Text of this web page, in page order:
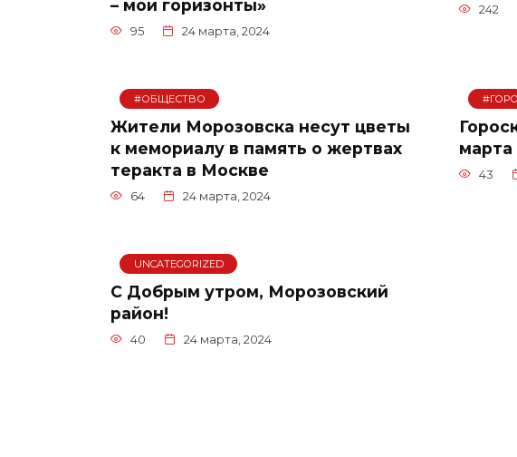
– мои горизонты»
95 24 марта, 2024
242
#ОБЩЕСТВО
Жители Морозовска несут цветы
к мемориалу в память о жертвах
теракта в Москве
64 24 марта, 2024
марта
43
UNCATEGORIZED
С Добрым утром, Морозовский
район!
40 24 марта, 2024